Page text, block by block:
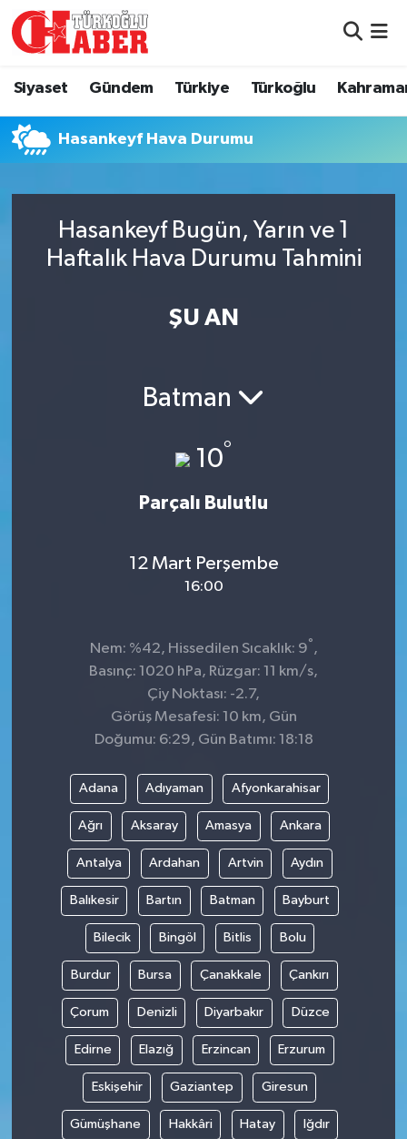
Siyaset Gündem Türkiye Türkoğlu
Hasankeyf Hava Durumu
Hasankeyf Bugün, Yarın ve 1
Haftalık Hava Durumu Tahmini
ŞU AN
Batman
10°
Parçalı Bulutlu
12 Mart Perşembe
16:00
Nem: %42, Hissedilen Sıcaklık: 9° ,
Basınç: 1020 hPa, Rüzgar: 11 km/s,
Çiy Noktası: -2.7,
Görüş Mesafesi: 10 km, Gün
Doğumu: 6:29, Gün Batımı: 18:18
Adana Adıyaman Afyonkarahisar
Ağrı Aksaray Amasya Ankara
Antalya Ardahan Artvin Aydın
Balıkesir Bartın Batman Bayburt
Bilecik Bingöl Bitlis Bolu
Burdur Bursa Çanakkale Çankırı
Çorum Denizli Diyarbakır Düzce
Edirne Elazığ Erzincan Erzurum
Eskişehir Gaziantep Giresun
Gümüşhane Hakkâri Hatay Iğdır
Gündem
Türkiye
Kahramanmaraş
Hava Durumu
Namaz Vakitleri
Süper Lig Puan Durumu ve Fikstür